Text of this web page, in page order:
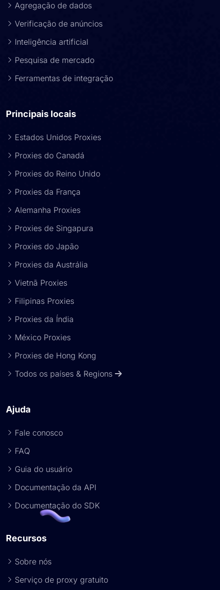
Agregação de dados
Verificação de anúncios
Inteligência artificial
Pesquisa de mercado
Ferramentas de integração
Principais locais
Estados Unidos Proxies
Proxies do Canadá
Proxies do Reino Unido
Proxies da França
Alemanha Proxies
Proxies de Singapura
Proxies do Japão
Proxies da Austrália
Vietnã Proxies
Filipinas Proxies
Proxies da Índia
México Proxies
Proxies de Hong Kong
Todos os países & Regions
Ajuda
Fale conosco
FAQ
Guia do usuário
Documentação da API
Documentação do SDK
Recursos
Sobre nós
Serviço de proxy gratuito